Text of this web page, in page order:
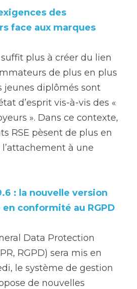
des
face aux marques
plus à créer du lien
de plus en plus
jeunes diplômés sont
d’esprit vis-à-vis des «
». Dans ce contexte,
RSE pèsent de plus en
à une
: la nouvelle version
conformité au RGPD
Data Protection
RGPD) sera mis en
le système de gestion
de nouvelles